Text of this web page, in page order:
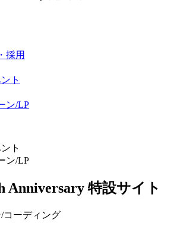
採用
ト
ン/LP
ト
ン/LP
Anniversary 特設サイト
コーディング